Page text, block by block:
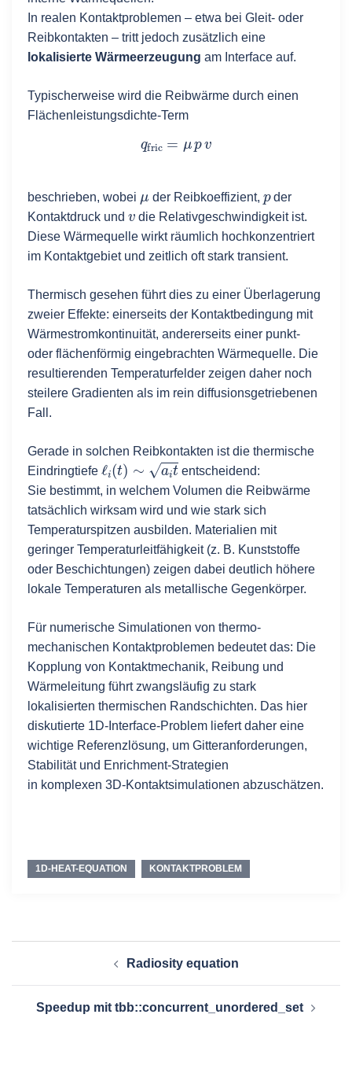
16
lambda2=0.3;
17
name2=text("Kunststoff" , ( 0.02
18
# thermal effusivity
19
beta2=sqrt(lambda2*rho2*cp2 ).n
21
a2=(lambda2/( rho2*cp2 )).n(digits
22
latex_expr2 =
r"Kunststoff: \beta_2
LatexExpr( latex_expr2
26
T2=303.0
27
#
28
#------------  Interface-
29
Tm=(T1*beta1+T2* beta2) /(beta1
31
show(LatexExpr(latex_expr3))
32
#
33
34
#   Loesung der 1D-Heatequation
35
#   siehe Bem 1.4
36
37
39
UU2(x,t)=Tm - beta1 /(beta1+beta2
40
#
41
dt=5;
42
g = Graphics()
43
g = plot(UU1(x,dt),(x,-0.02,
44
g+= plot(UU2(x,dt),( x, 0,0.02
45
g+=name2
46
g+=name1
In realen Kontaktproblemen – etwa bei Gleit- oder
Reibkontakten – tritt jedoch zusätzlich eine
lokalisierte Wärmeerzeugung am Interface auf.
Typischerweise wird die Reibwärme durch einen
Flächenleistungsdichte-Term
q fric= μpv
beschrieben, wobei der Reibkoeffizient,
der
Kontaktdruck und
die Relativgeschwindigkeit ist.
Diese Wärmequelle wirkt räumlich hochkonzentriert
im Kontaktgebiet und zeitlich oft stark transient.
Thermisch gesehen führt dies zu einer Überlagerung
zweier Effekte: einerseits der Kontaktbedingung mit
Wärmestromkontinuität, andererseits einer punkt-
oder flächenförmig eingebrachten Wärmequelle. Die
resultierenden Temperaturfelder zeigen daher noch
steilere Gradienten als im rein diffusionsgetriebenen
Fall.
Gerade in solchen Reibkontakten ist die thermische
Eindringtiefe
ℓi t)∼
entscheidend:
Sie bestimmt, in welchem Volumen die Reibwärme
tatsächlich wirksam wird und wie stark sich
Temperaturspitzen ausbilden. Materialien mit
geringer Temperaturleitfähigkeit (z. B. Kunststoffe
oder Beschichtungen) zeigen dabei deutlich höhere
lokale Temperaturen als metallische Gegenkörper.
Für numerische Simulationen von thermo-
mechanischen Kontaktproblemen bedeutet das: Die
Kopplung von Kontaktmechanik, Reibung und
Wärmeleitung führt zwangsläufig zu stark
lokalisierten thermischen Randschichten. Das hier
diskutierte 1D-Interface-Problem liefert daher eine
wichtige Referenzlösung, um Gitteranforderungen,
Stabilität und Enrichment-Strategien
in komplexen 3D-Kontaktsimulationen abzuschätzen.
1D-HEAT-EQUATION KONTAKTPROBLEM
Radiosity equation
Speedup mit tbb::concurrent_unordered_set